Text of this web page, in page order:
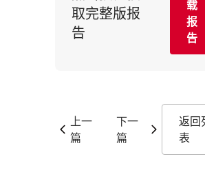
取完整版报
告
载
报
告
上一
篇
下一
篇
返回
表